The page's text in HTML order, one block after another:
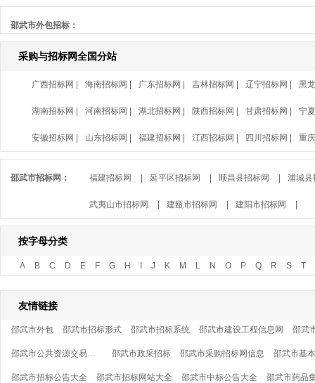
邵武市外包招标：
采购与招标网全国分站
广西招标网 海南招标网 广东招标网 吉林招标网 辽宁招标网 黑
湖南招标网 河南招标网 湖北招标网 陕西招标网 甘肃招标网 宁
安徽招标网 山东招标网 福建招标网 江西招标网 四川招标网 重
邵武市招标网： 福建招标网 延平区招标网 顺昌县招标网 浦城
武夷山市招标网 建瓯市招标网 建阳市招标网
按字母分类
A B C D E F G H J K M L N O P Q R S T
友情链接
邵武市外包 邵武市招标形式 邵武市招标系统 邵武市建设工程信息网 邵武
邵武市公共资源交易中心 邵武市政采招标 邵武市采购招标网信息
邵武市招标公告大全 邵武市招标网站大全 邵武市中标公告大全